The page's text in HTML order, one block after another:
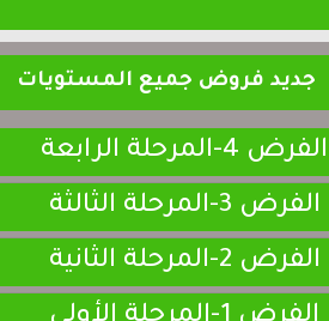
جديد فروض جميع المستويات
الفرض 4-المرحلة الرابعة
الفرض 3-المرحلة الثالثة
الفرض 2-المرحلة الثانية
الفرض 1-المرحلة الأولى